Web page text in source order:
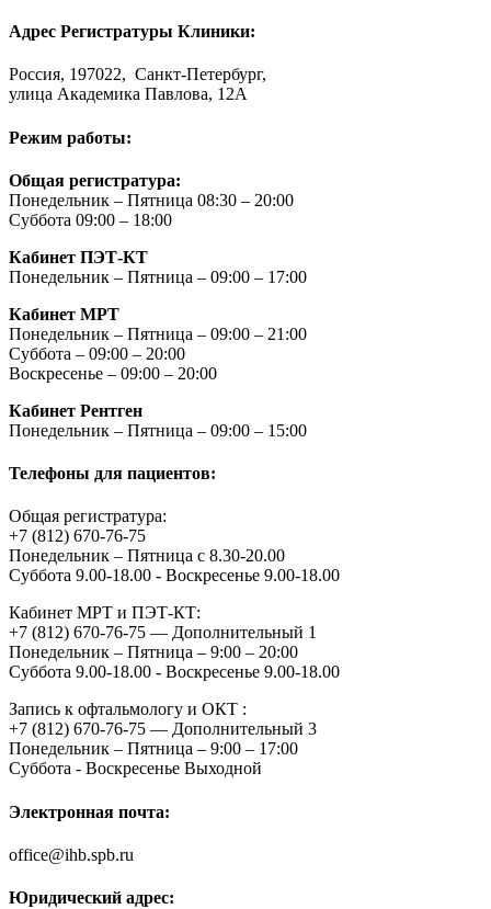
Адрес Регистратуры Клиники:
Россия, 197022, Санкт-Петербург,
улица Академика Павлова, 12А
Режим работы:
Общая регистратура:
Понедельник – Пятница 08:30 – 20:00
Суббота 09:00 – 18:00
Кабинет ПЭТ-КТ
Понедельник – Пятница – 09:00 – 17:00
Кабинет МРТ
Понедельник – Пятница – 09:00 – 21:00
Суббота – 09:00 – 20:00
Воскресенье – 09:00 – 20:00
Кабинет Рентген
Понедельник – Пятница – 09:00 – 15:00
Телефоны для пациентов:
Общая регистратура:
+7 (812) 670-76-75
Понедельник – Пятница с 8.30-20.00
Суббота 9.00-18.00 - Воскресенье 9.00-18.00
Кабинет МРТ и ПЭТ-КТ:
+7 (812) 670-76-75 — Дополнительный 1
Понедельник – Пятница – 9:00 – 20:00
Суббота 9.00-18.00 - Воскресенье 9.00-18.00
Запись к офтальмологу и ОКТ :
+7 (812) 670-76-75 — Дополнительный 3
Понедельник – Пятница – 9:00 – 17:00
Суббота - Воскресенье Выходной
Электронная почта:
office@ihb.spb.ru
Юридический адрес: